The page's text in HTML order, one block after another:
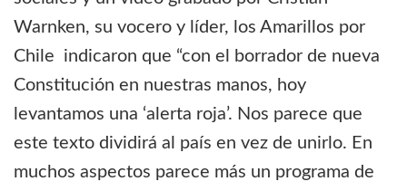
Warnken, su vocero y líder, los Amarillos por
Chile indicaron que “con el borrador de nueva
Constitución en nuestras manos, hoy
levantamos una ‘alerta roja’. Nos parece que
este texto dividirá al país en vez de unirlo. En
muchos aspectos parece más un programa de